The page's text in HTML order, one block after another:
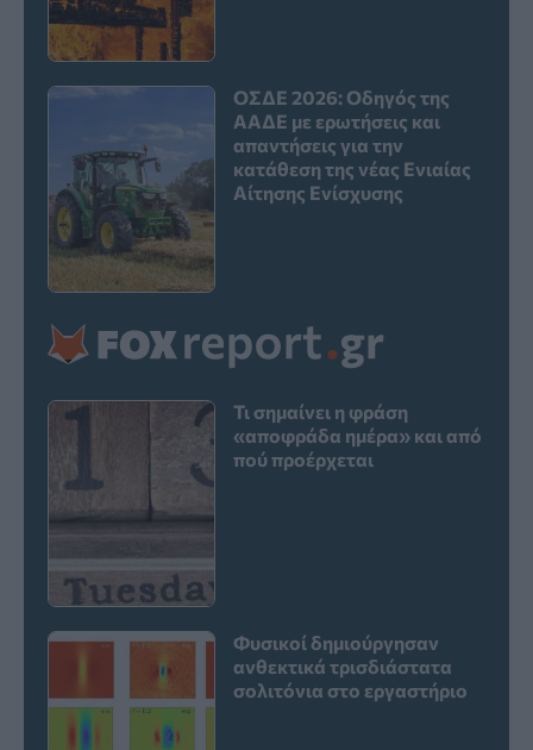
ΟΣΔΕ 2026: Οδηγός της
ΑΑΔΕ με ερωτήσεις και
απαντήσεις για την
κατάθεση της νέας Ενιαίας
Αίτησης Ενίσχυσης
Τι σημαίνει η φράση
«αποφράδα ημέρα» και από
πού προέρχεται
Φυσικοί δημιούργησαν
ανθεκτικά τρισδιάστατα
σολιτόνια στο εργαστήριο